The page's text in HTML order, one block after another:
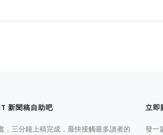
新聞稿自助吧
，三分鐘上稿完成，最快接觸最多讀者的
立即
發一